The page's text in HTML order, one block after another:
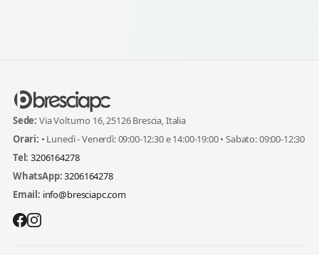
Sede: Via Volturno 16, 25126 Brescia, Italia
Orari: • Lunedì - Venerdì: 09:00-12:30 e 14:00-19:00 • Sabato: 09:00-12:30
Tel: 3206164278
WhatsApp:3206164278
Email: info@bresciapc.com